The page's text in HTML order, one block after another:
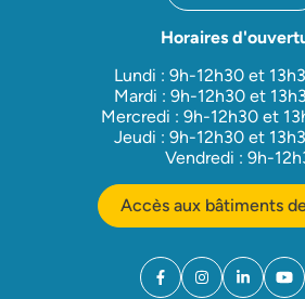
Horaires
Lundi : 9h-12h30 et
Mardi : 9h-12h30 et
Mercredi : 9h-12h30 et
Jeudi : 9h-12h30 et
Vendredi : 9h-
Accès aux bâtiments
Facebook
(ouverture dans un
Instagram
(ouvertureLinkedin